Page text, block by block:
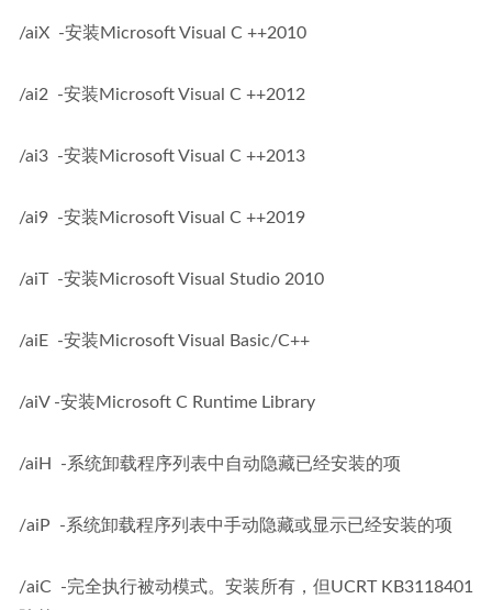
/aiX  -安装Microsoft Visual C ++2010
/ai2  -安装Microsoft Visual C ++2012
/ai3  -安装Microsoft Visual C ++2013
/ai9  -安装Microsoft Visual C ++2019
/aiT  -安装Microsoft Visual Studio 2010
/aiE  -安装Microsoft Visual Basic/C++
/aiV -安装Microsoft C Runtime Library
/aiH  -系统卸载程序列表中自动隐藏已经安装的项
/aiP  -系统卸载程序列表中手动隐藏或显示已经安装的项
/aiC  -完全执行被动模式。安装所有，但UCRT KB3118401